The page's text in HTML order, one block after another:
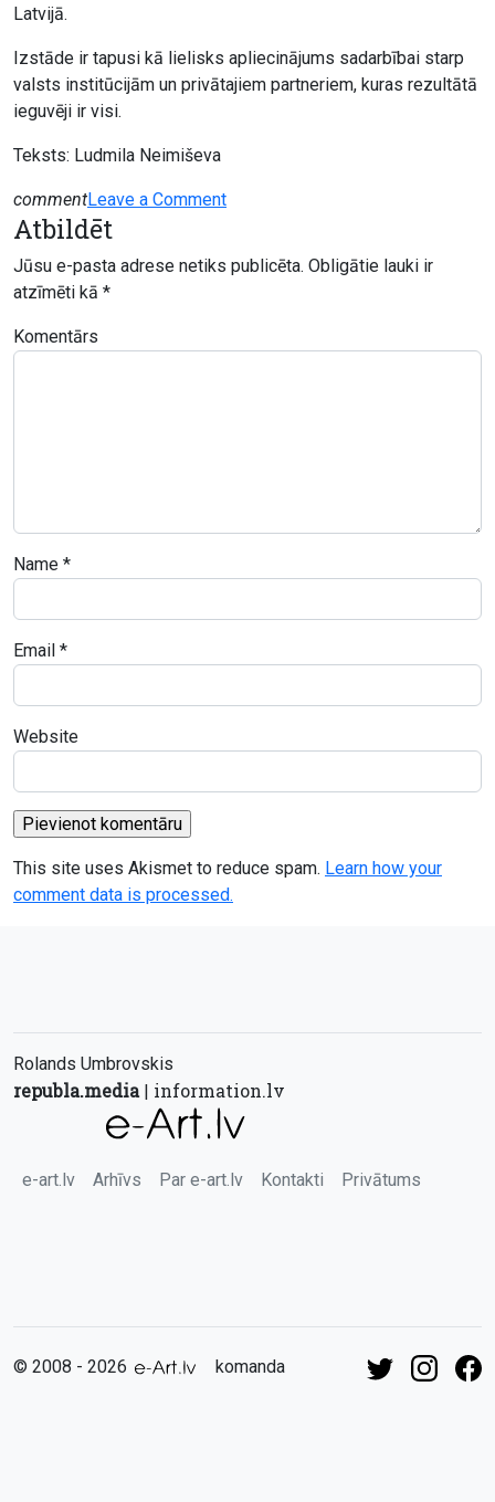
Latvijā.
Izstāde ir tapusi kā lielisks apliecinājums sadarbībai starp
valsts institūcijām un privātajiem partneriem, kuras rezultātā
ieguvēji ir visi.
Teksts: Ludmila Neimiševa
commentLeave a Commenton
Drēviņš
Udaļcova.
Atbildēt
Jūsu e-pasta adrese netiks publicēta. Obligātie lauki ir
atzīmēti kā *
Komentārs
Name *
Email *
Website
This site uses Akismet to reduce spam. Learn how your
comment data is processed.
Rolands Umbrovskis
republa.media| information.lv
e-art.lv Arhīvs Par e-art.lv Kontakti Privātums
© 2008 - 2026 komanda